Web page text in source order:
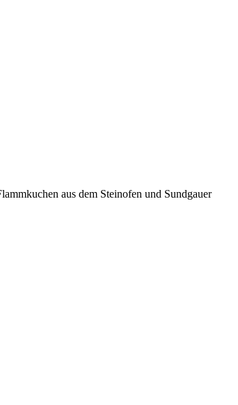
aus dem Steinofen und Sundgauer